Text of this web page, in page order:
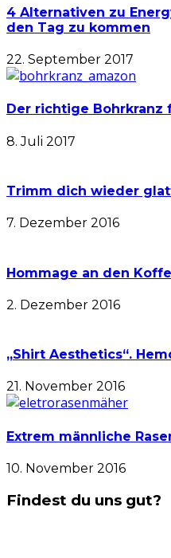
4 Alternativen zu
den Tag zu kommen
22. September 2017
Der richtige Bohrkranz
8. Juli 2017
Trimm dich wieder
7. Dezember 2016
Hommage an den
2. Dezember 2016
„Shirt Aesthetics“.
21. November 2016
Extrem männliche
10. November 2016
Findest du uns gut?